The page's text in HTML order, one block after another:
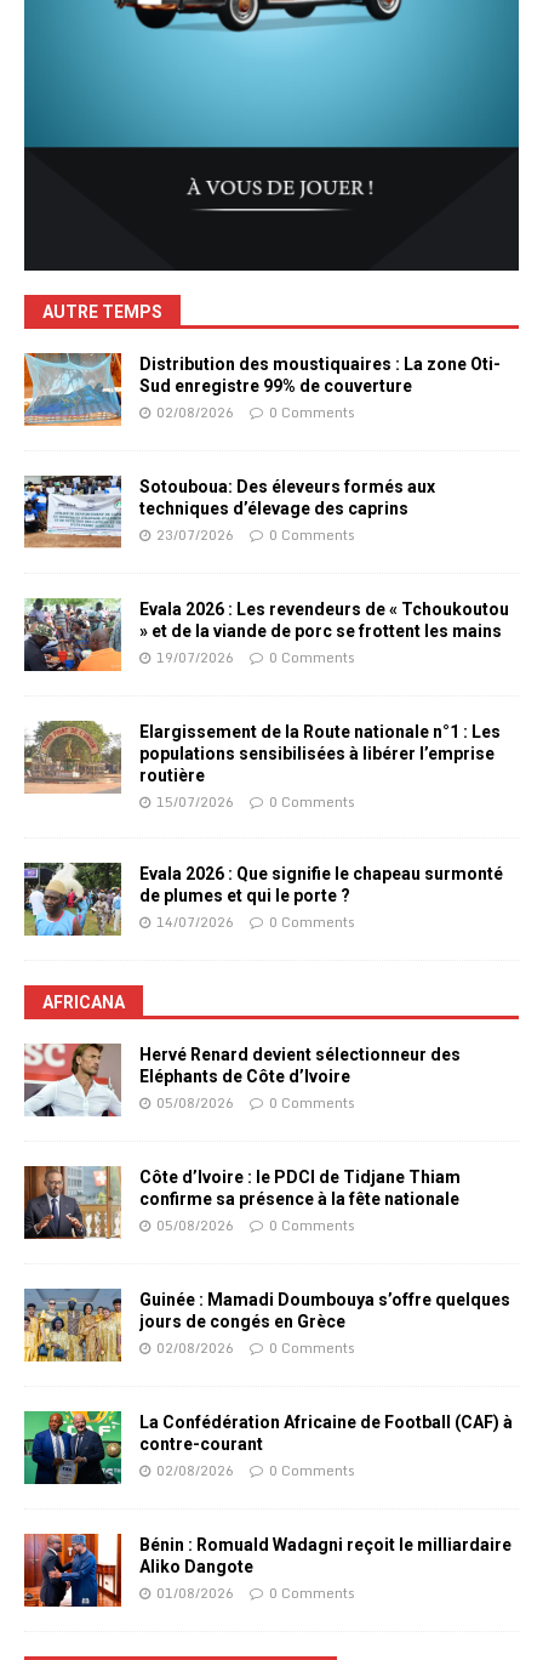
AUTRE TEMPS
Distribution des moustiquaires : La zone Oti-
Sud enregistre 99% de couverture
02/08/2026 0 Comments
Sotouboua: Des éleveurs formés aux
techniques d’élevage des caprins
23/07/2026 0 Comments
Evala 2026 : Les revendeurs de « Tchoukoutou
» et de la viande de porc se frottent les mains
19/07/2026 0 Comments
Elargissement de la Route nationale n°1 : Les
populations sensibilisées à libérer l’emprise
routière
15/07/2026 0 Comments
Evala 2026 : Que signifie le chapeau surmonté
de plumes et qui le porte ?
14/07/2026 0 Comments
AFRICANA
Hervé Renard devient sélectionneur des
Eléphants de Côte d’Ivoire
05/08/2026 0 Comments
Côte d’Ivoire : le PDCI de Tidjane Thiam
confirme sa présence à la fête nationale
05/08/2026 0 Comments
Guinée : Mamadi Doumbouya s’offre quelques
jours de congés en Grèce
02/08/2026 0 Comments
La Confédération Africaine de Football (CAF) à
contre-courant
02/08/2026 0 Comments
Bénin : Romuald Wadagni reçoit le milliardaire
Aliko Dangote
01/08/2026 0 Comments